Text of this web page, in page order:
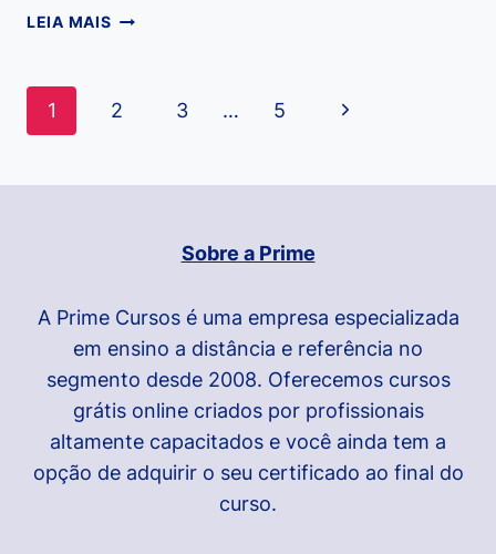
LEIA MAISDICAS
EM
Navegação
da
Página
1 2 3 … 5
Página
Sobre a Prime
A Prime Cursos é uma empresa especializada
em ensino a distância e referência no
segmento desde 2008. Oferecemos cursos
grátis online criados por profissionais
altamente capacitados e você ainda tem a
opção de adquirir o seu certificado ao final do
curso.